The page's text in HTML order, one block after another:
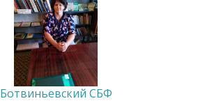
Ботвиньевский СБФ